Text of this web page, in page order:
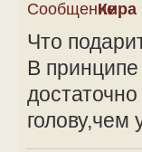
Кира
Что
В
голову,чем